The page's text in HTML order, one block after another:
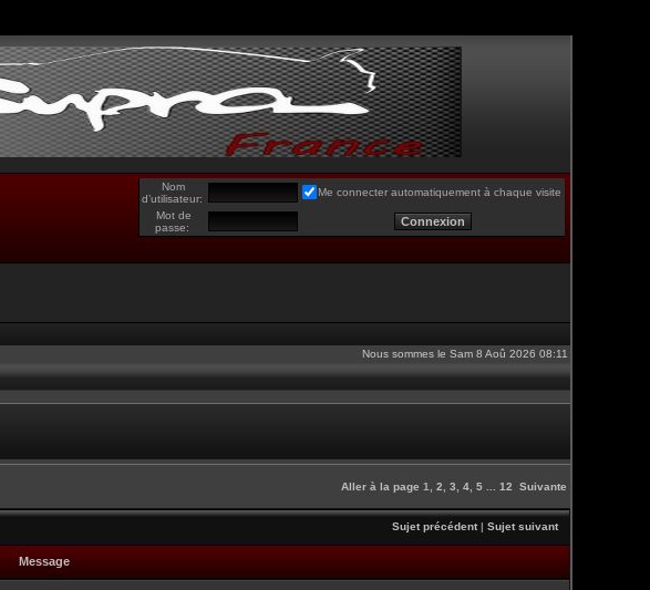
Nom
d’utilisateur:
Me connecter automatiquement à chaque visite
Mot de
passe:
Nous sommes le Sam 8 Aoû 2026 08:11
Aller à la page 1 2 3 4 5 12 Suivante
Sujet précédent| Sujet suivant
Message